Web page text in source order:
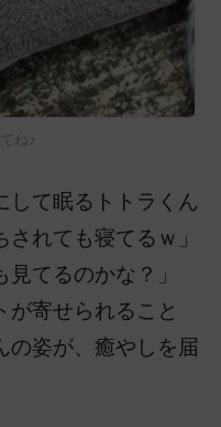
ね♪
して眠るトトラくん
れても寝てるｗ」
見てるのかな？」
が寄せられること
の姿が、癒やしを届